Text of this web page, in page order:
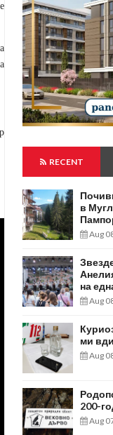
RECENT
в
Aug
на
Aug
ми
Aug
200-
Aug